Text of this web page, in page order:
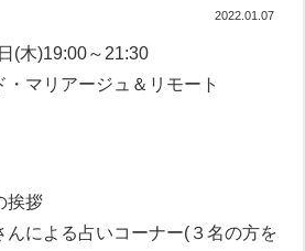
2022.01.07
(木)19:00～21:30
・マリアージュ＆リモート
挨拶
による占いコーナー(３名の方を